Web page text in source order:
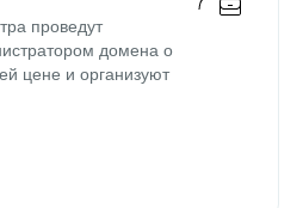
проведут
домена о
цене и организуют